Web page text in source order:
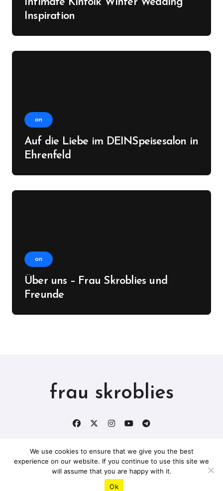
Inspiration
on
Auf die Liebe im DEINSpeisesalon in
Ehrenfeld
on
Über uns – Frau Skroblies und
Freunde
frau skroblies
Copyright © All rights reserved| BlogData
Themeansar
We use cookies to ensure that we give you the best
experience on our website. If you continue to use this site we
will assume that you are happy with it.
Ok